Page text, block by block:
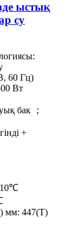
ыстық
су
60 Гц)
Вт
бак ；
+
мм: 447(Т)